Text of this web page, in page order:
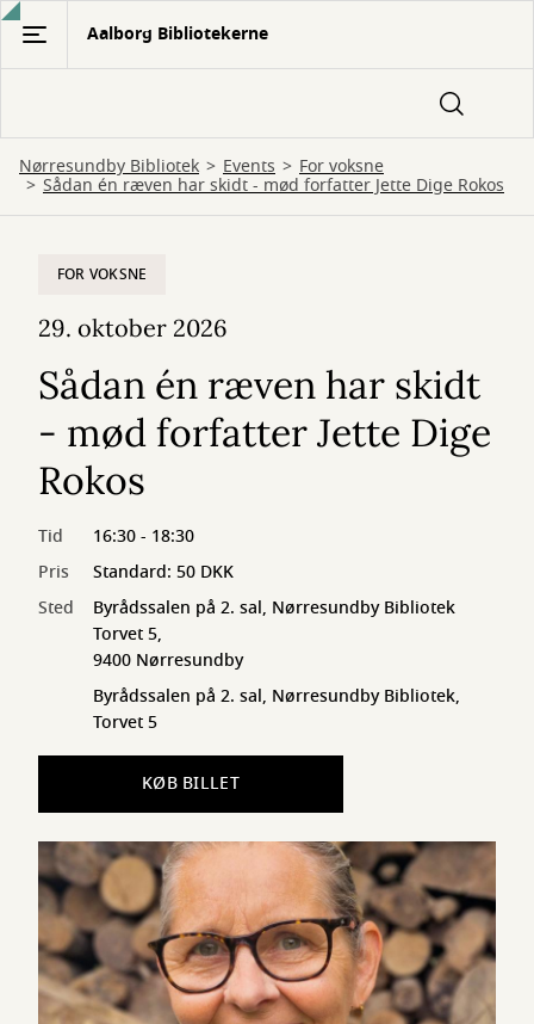
Gå
hovedindhold
Aalborg Bibliotekerne
Nørresundby Bibliotek Events For voksne
Sådan én ræven har skidt - mød forfatter Jette Dige Rokos
FOR VOKSNE
29. oktober 2026
Sådan én ræven har skidt
- mød forfatter Jette Dige
Rokos
Tid
16:30 - 18:30
Pris
Standard: 50 DKK
Sted
Byrådssalen på 2. sal, Nørresundby Bibliotek
Torvet 5,
9400 Nørresundby
Byrådssalen på 2. sal, Nørresundby Bibliotek,
Torvet 5
KØB BILLET